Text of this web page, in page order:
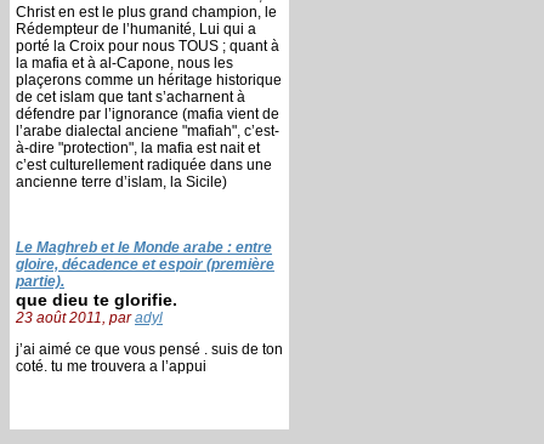
Christ en est le plus grand champion, le
Rédempteur de l’humanité, Lui qui a
porté la Croix pour nous TOUS ; quant à
la mafia et à al-Capone, nous les
plaçerons comme un héritage historique
de cet islam que tant s’acharnent à
défendre par l’ignorance (mafia vient de
l’arabe dialectal anciene "mafiah", c’est-
à-dire "protection", la mafia est nait et
c’est culturellement radiquée dans une
ancienne terre d’islam, la Sicile)
Le Maghreb et le Monde arabe : entre
gloire, décadence et espoir (première
partie).
que dieu te glorifie.
23 août 2011, paradyl
j’ai aimé ce que vous pensé . suis de ton
coté. tu me trouvera a l’appui